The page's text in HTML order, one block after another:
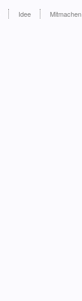
Idee Mitmachen